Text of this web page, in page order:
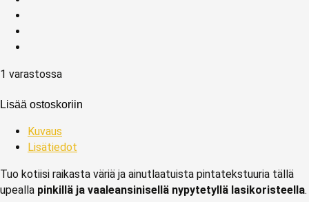
1 varastossa
Lisää ostoskoriin
Kuvaus
Lisätiedot
Tuo kotiisi raikasta väriä ja ainutlaatuista pintatekstuuria tällä
upealla pinkillä ja vaaleansinisellä nypytetyllä lasikoristeella.